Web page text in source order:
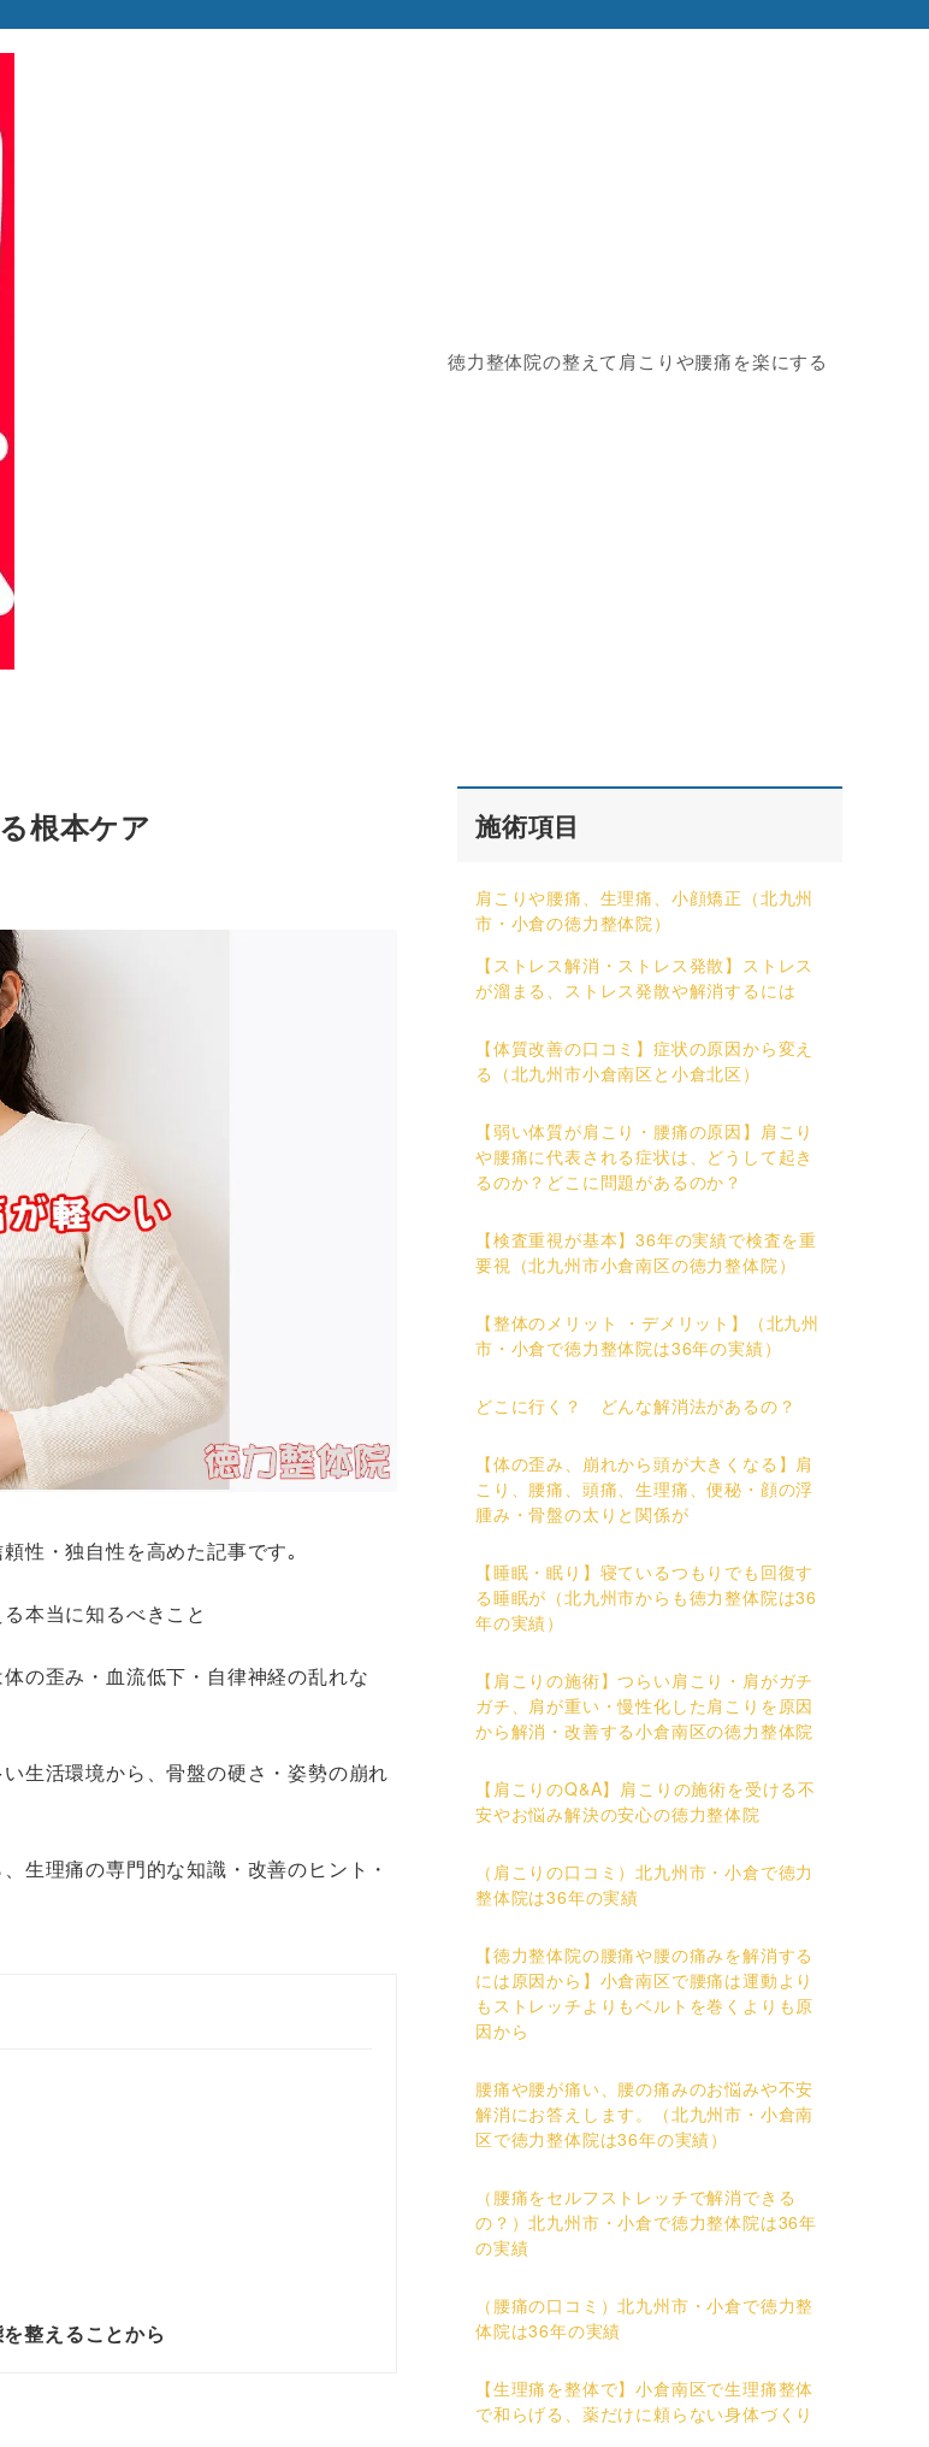
徳力整体院の整えて肩こりや腰痛を楽にする
根本ケア
性・独自性を高めた記事です｡
本当に知るべきこと
の歪み・血流低下・自律神経の乱れな
生活環境から、骨盤の硬さ・姿勢の崩れ
生理痛の専門的な知識・改善のヒント・
整えることから
施術項目
肩こりや腰痛、生理痛、小顔矯正（北九州
市・小倉の徳力整体院）
【ストレス解消・ストレス発散】ストレス
が溜まる、ストレス発散や解消するには
【体質改善の口コミ】症状の原因から変え
る（北九州市小倉南区と小倉北区）
【弱い体質が肩こり・腰痛の原因】肩こり
や腰痛に代表される症状は、どうして起き
るのか？どこに問題があるのか？
【検査重視が基本】36年の実績で検査を重
要視（北九州市小倉南区の徳力整体院）
【整体のメリット ・デメリット】（北九州
市・小倉で徳力整体院は36年の実績）
どこに行く？ どんな解消法があるの？
【体の歪み、崩れから頭が大きくなる】肩
こり、腰痛、頭痛、生理痛、便秘・顔の浮
腫み・骨盤の太りと関係が
【睡眠・眠り】寝ているつもりでも回復す
る睡眠が（北九州市からも徳力整体院は36
年の実績）
【肩こりの施術】つらい肩こり・肩がガチ
ガチ、肩が重い・慢性化した肩こりを原因
から解消・改善する小倉南区の徳力整体院
【肩こりのQ&A】肩こりの施術を受ける不
安やお悩み解決の安心の徳力整体院
（肩こりの口コミ）北九州市・小倉で徳力
整体院は36年の実績
【徳力整体院の腰痛や腰の痛みを解消する
には原因から】小倉南区で腰痛は運動より
もストレッチよりもベルトを巻くよりも原
因から
腰痛や腰が痛い、腰の痛みのお悩みや不安
解消にお答えします。（北九州市・小倉南
区で徳力整体院は36年の実績）
（腰痛をセルフストレッチで解消できる
の？）北九州市・小倉で徳力整体院は36年
の実績
（腰痛の口コミ）北九州市・小倉で徳力整
体院は36年の実績
【生理痛を整体で】小倉南区で生理痛整体
で和らげる、薬だけに頼らない身体づくり